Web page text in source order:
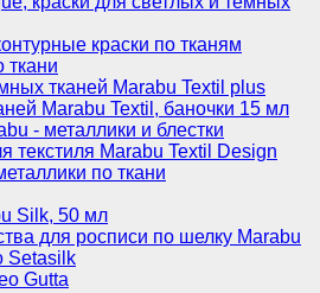
краски по тканям
ткани
тканей Marabu Textil plus
Marabu Textil, баночки 15 мл
- металлики и блестки
текстиля Marabu Textil Design
по ткани
Silk, 50 мл
для росписи по шелку Marabu
Setasilk
Gutta